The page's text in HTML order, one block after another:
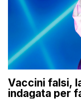
Vaccini falsi,
indagata per